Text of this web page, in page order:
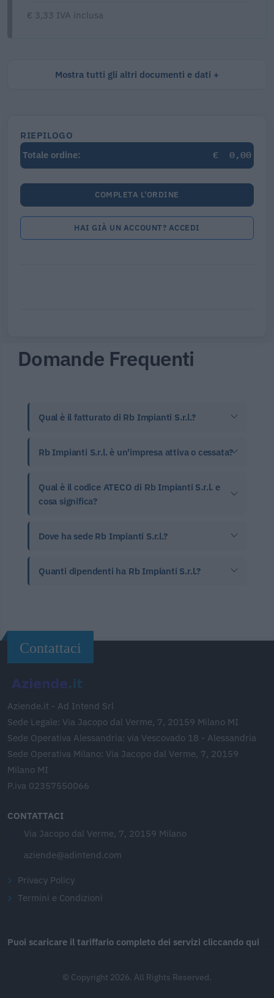
€ 3,33 IVA inclusa
Mostra tutti gli altri documenti e dati
RIEPILOGO
Totale ordine:
€ 0,00
COMPLETA L'ORDINE
HAI GIÀ UN ACCOUNT? ACCEDI
Domande Frequenti
Qual è il fatturato di Rb Impianti S.r.l.?
Rb Impianti S.r.l. è un'impresa attiva o cessata?
Qual è il codice ATECO di Rb Impianti S.r.l. e
cosa significa?
Dove ha sede Rb Impianti S.r.l.?
Quanti dipendenti ha Rb Impianti S.r.l.?
Contattaci
Aziende.it - Ad Intend Srl
Sede Legale: Via Jacopo dal Verme, 7, 20159 Milano MI
Sede Operativa Alessandria: via Vescovado 18 - Alessandria
Sede Operativa Milano: Via Jacopo dal Verme, 7, 20159
Milano MI
P.iva 02357550066
CONTATTACI
Via Jacopo dal Verme, 7, 20159 Milano
aziende@adintend.com
Privacy Policy
Termini e Condizioni
Puoi scaricare il tariffario completo dei servizi cliccando qui
© Copyright 2026. All Rights Reserved.